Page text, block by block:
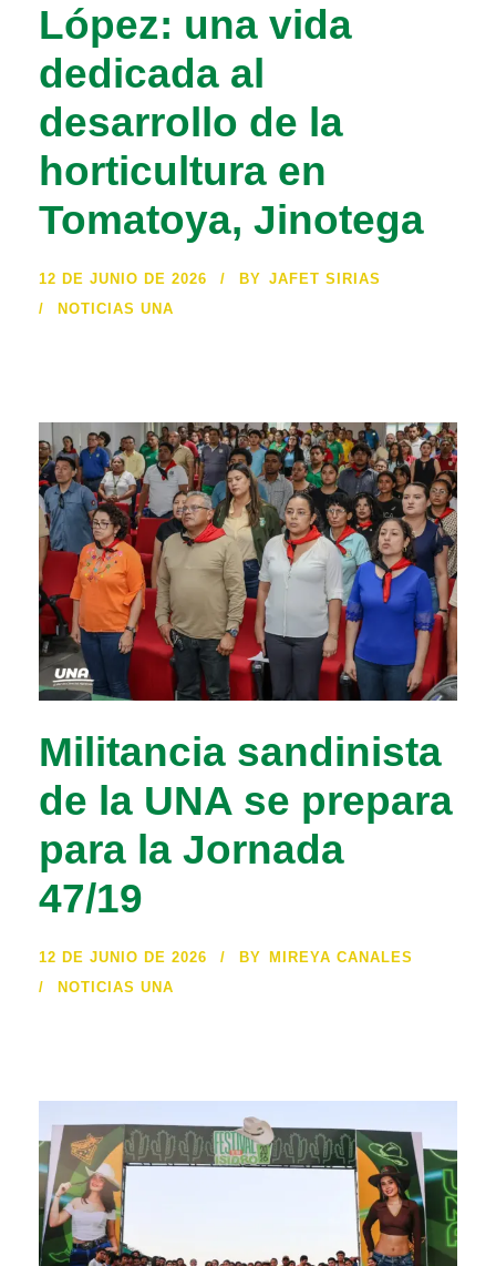
López: una vida
dedicada al
desarrollo de la
horticultura en
Tomatoya, Jinotega
12 DE JUNIO DE 2026 BY JAFET SIRIAS
NOTICIAS UNA
Militancia sandinista
de la UNA se prepara
para la Jornada
47/19
12 DE JUNIO DE 2026 BY
MIREYA CANALES
NOTICIAS UNA